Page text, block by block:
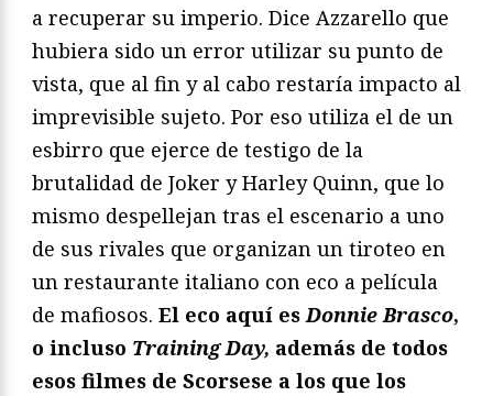
a recuperar su imperio. Dice Azzarello que
hubiera sido un error utilizar su punto de
vista, que al fin y al cabo restaría impacto al
imprevisible sujeto. Por eso utiliza el de un
esbirro que ejerce de testigo de la
brutalidad de Joker y Harley Quinn, que lo
mismo despellejan tras el escenario a uno
de sus rivales que organizan un tiroteo en
un restaurante italiano con eco a película
de mafiosos. El eco aquí esDonnie Brasco,
o incluso Training Day, además de todos
esos filmes de Scorsese a los que los